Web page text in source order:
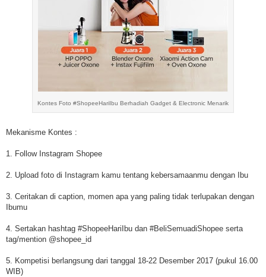
Kontes Foto #ShopeeHariIbu Berhadiah Gadget & Electronic Menarik
Mekanisme Kontes :
1. Follow Instagram Shopee
2. Upload foto di Instagram kamu tentang kebersamaanmu dengan Ibu
3. Ceritakan di caption, momen apa yang paling tidak terlupakan dengan
Ibumu
4. Sertakan hashtag #ShopeeHariIbu dan #BeliSemuadiShopee serta
tag/mention @shopee_id
5. Kompetisi berlangsung dari tanggal 18-22 Desember 2017 (pukul 16.00
WIB)